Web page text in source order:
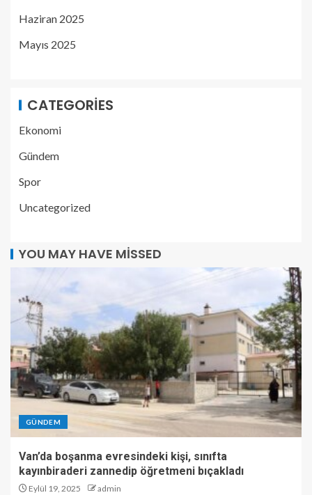
Haziran 2025
Mayıs 2025
CATEGORIES
Ekonomi
Gündem
Spor
Uncategorized
YOU MAY HAVE MISSED
GÜNDEM
Van’da boşanma evresindeki kişi, sınıfta
kayınbiraderi zannedip öğretmeni bıçakladı
Eylül 19, 2025 admin